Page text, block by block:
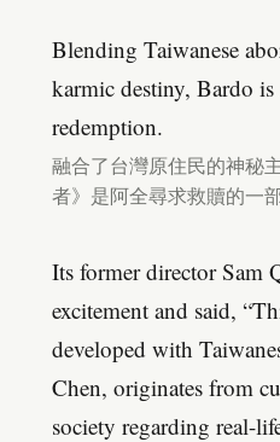
Blending Taiwanese
karmic destiny, Bardo is
redemption.
融合了台灣原住民的神秘
者》是阿全尋求救贖的一部
Its former director Sam
excitement and said,
developed with
Chen, originates from
society regarding real-